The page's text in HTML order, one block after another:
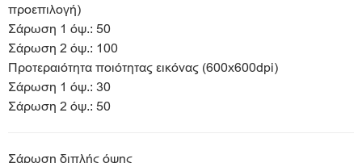
προεπιλογή)
Σάρωση 1 όψ.: 50
Σάρωση 2 όψ.: 100
Προτεραιότητα ποιότητας εικόνας (600x600dpi)
Σάρωση 1 όψ.: 30
Σάρωση 2 όψ.: 50
Σάρωση διπλής όψης